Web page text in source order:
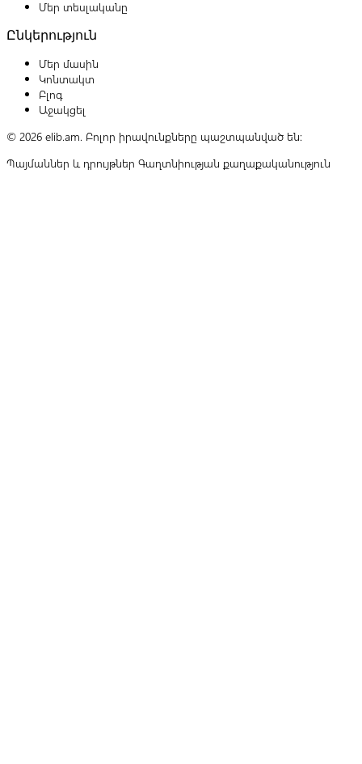
Մեր տեսլականը
Ընկերություն
Մեր մասին
Կոնտակտ
Բլոգ
Աջակցել
© 2026 elib.am. Բոլոր իրավունքները պաշտպանված են:
Պայմաններ և դրույթներ Գաղտնիության քաղաքականություն